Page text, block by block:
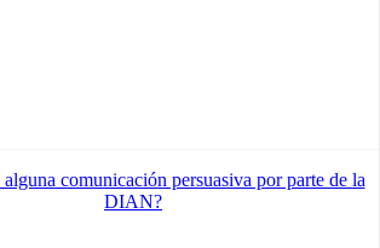
comunicación persuasiva por parte de la
DIAN?
Advertisement
Advertisement